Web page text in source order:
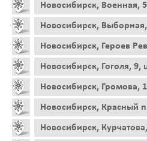
Новосибирск, Военная,
Новосибирск,
Новосибирск, Героев
Новосибирск, Гоголя, 9,
Новосибирск, Громова,
Новосибирск, Красный
Новосибирск,